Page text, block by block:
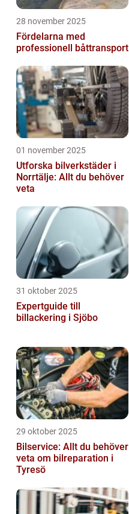
28 november 2025
Fördelarna med
professionell båttransport
01 november 2025
Utforska bilverkstäder i
Norrtälje: Allt du behöver
veta
31 oktober 2025
Expertguide till
billackering i Sjöbo
29 oktober 2025
Bilservice: Allt du behöver
veta om bilreparation i
Tyresö